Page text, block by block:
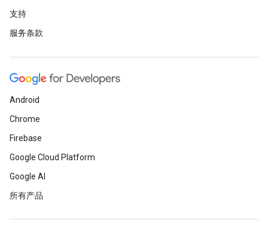
支持
服务条款
Android
Chrome
Firebase
Google Cloud Platform
Google AI
所有产品